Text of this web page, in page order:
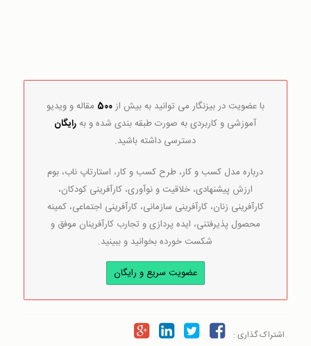
با عضویت در بیزنگار می توانید به بیش از500 مقاله و ویدیو
آموزشی و کاربردی به صورت طبقه بندی شده و بهرایگان
دسترسی داشته باشید.
درباره مدل کسب و کار، طرح کسب و کار، استارتاپ ناب، بوم
ارزش پیشنهادی، خلاقیت و نوآوری، کارآفرینی کودکان،
کارآفرینی زنان، کارآفرینی سازمانی، کارآفرینی اجتماعی، کمینه
محصول پذیرفتنی، ایده پردازی و تجارب کارآفرینان موفق و
شکست خورده بخوانید و ببینید.
عضویت سریع و رایگان
اشتراک گذاری :